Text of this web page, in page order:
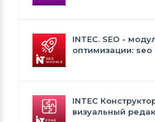
INTEC. SEO -
оптимизации: seo
INTEC
визуальный